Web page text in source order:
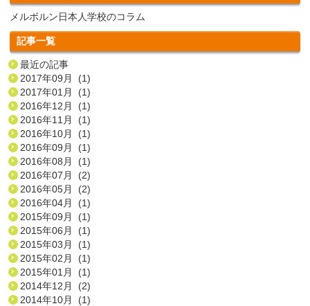
メルボルン日本人学校のコラム
記事一覧
最近の記事
2017年09月 (1)
2017年01月 (1)
2016年12月 (1)
2016年11月 (1)
2016年10月 (1)
2016年09月 (1)
2016年08月 (1)
2016年07月 (2)
2016年05月 (2)
2016年04月 (1)
2015年09月 (1)
2015年06月 (1)
2015年03月 (1)
2015年02月 (1)
2015年01月 (1)
2014年12月 (2)
2014年10月 (1)